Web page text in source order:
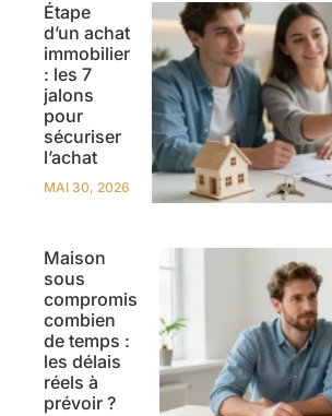
Étape
d’un achat
immobilier
: les 7
jalons
pour
sécuriser
l’achat
MAI 30, 2026
Maison
sous
compromis
combien
de temps :
les délais
réels à
prévoir ?